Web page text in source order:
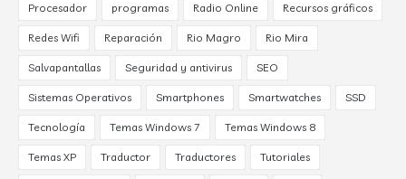
Procesador programas Radio Online Recursos gráficos
Redes Wifi Reparación Rio Magro Rio Mira
Salvapantallas Seguridad y antivirus SEO
Sistemas Operativos Smartphones Smartwatches SSD
Tecnología Temas Windows 7 Temas Windows 8
Temas XP Traductor Traductores Tutoriales